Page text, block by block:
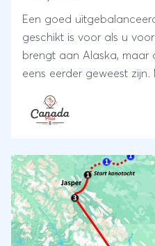
Een goed
geschikt is voor als u
brengt aan Alaska, maar
eens eerder geweest zijn.
u ook de mogelijkheid
excursies bij te boeken,
reis kunt u de reis
befaamde Bear Viewing
bijzondere elementen
vroegtijdig te boeken.